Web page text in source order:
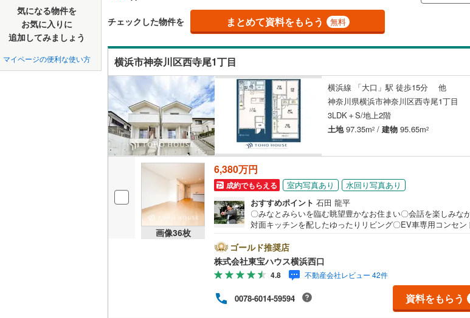
気になる物件を
お気に入りに
追加してみましょう
マイページの便利な使い方
チェックした物件を まとめて資料をもらう 無料
横浜市神奈川区西寺尾1丁目
横浜線 「大口」駅 徒歩15分 他
神奈川県横浜市神奈川区西寺尾1丁目
3LDK＋S/地上2階
土地97.35m2 / 建物 95.65m2
画像36枚
6,380万円
成約でもらえる 室内写真あり
水回り写真あり
おすすめポイント 石田 龍平
〇みなとみらいを臨む眺望豊かなお住まい〇会話を楽しみな
対面キッチンを配したゆったりリビング〇EV車専用コンセン
対象店舗ーーーー当店で物件を成約するとPayPayボーナスラ
「Yahoo！ 不動産 物件ご成約キャンペーン」の対象になりま
う」「見学予約をする」ボタンからお問い合わせください。※
AN IDでログインしてください。※PayPayボーナスライトは出
ません。有効期限は付与日から60日です。ーーーーーーーー
ーーーーーーーーーー紹介金融機関/都市銀行利率/年利 0.95
記金利は 2026年8月時点 のものであり、実際の適用金利は
ゴールド推奨店
株式会社東宝ハウス横浜西口
4.8 不動産会社レビュー 42件
0078-6014-59594 資料をもらう
近畿 大阪 兵庫
中国 鳥取 島根 岡山 広島
四国 徳島 香川 愛媛 高知
九州・沖縄 佐賀 長崎
該当物件0件 この条件で検索する
該当物件0件 この条件で検索する
該当物件0件 この条件で検索
東金線(38)
南武線(675) 鶴見線(113)
横浜線
相模線(1,601 中央本線（JR東日
五日市線( 243 )
京浜東北線(2,658 常磐線（各駅停車）
総武線(1,174) 御殿場線(38)
東北新幹線(471) 上越新幹線
秋田新幹線(259)
地下鉄
東京メトロ日比谷線(72)
東京メトロ有楽町線(245)
東京メトロ副都心線( 都営浅草線( 85 )
該当物件0件 この条件で検索する
該当物件0件 この条件で検索
平坦地（10）
LD
リビングダイニング15畳以上
（43）
構造・規模・施工・品質・工法関連
耐震、免震、制震構造
（2）
（0）
長期優良住宅（0）
大規模（総区画
立地
最寄りの駅が始発駅
間取り、居室全体
吹き抜け （7） バリアフリー住
該当物件0件 この条件で検索
保存した条件を見る
マイページ